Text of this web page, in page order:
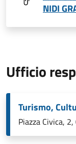
NIDI
Ufficio
Turismo,
Piazza Civica,